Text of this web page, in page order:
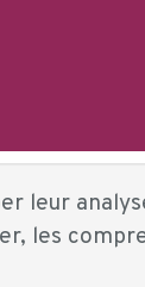
leur
les